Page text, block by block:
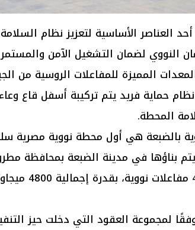
العناصر الأساسية لتعزيز نظام السلامة
النووي لضمان التشغيل الآمن والمستمر
المميزة للمفاعلات الروسية من
عبارة عن نظام حماية فريد يتم تركيبة أسفل قاع وعاء
المحطة.
بالضبعة هي أول محطة نووية مصرية
بناؤها في مدينة الضبعة بمحافظة
وتتكون محطة الضبعة النووية من 4 مفاعلات
لمجموعة العقود التي دخلت حيز